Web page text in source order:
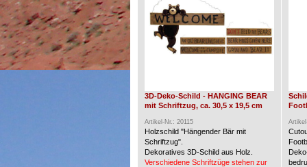
3D-Deko-Schild - HANGING BEAR
mit Schriftzug, ca. 30,5 x 19,5 cm
Artikel-Nr.: 20115
Holzschild "Hängender Bär mit
Schriftzug".
Dekoratives 3D-Schild aus Holz.
Verschiedene Schriftzüge stehen zur